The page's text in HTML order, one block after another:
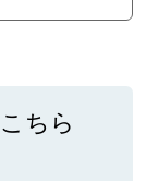
ちら